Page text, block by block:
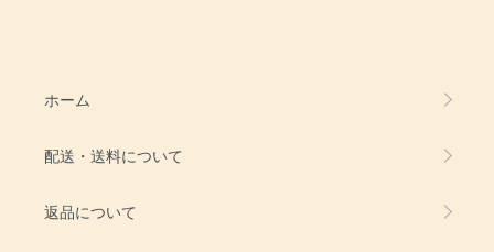
ホーム
配送・送料について
返品について